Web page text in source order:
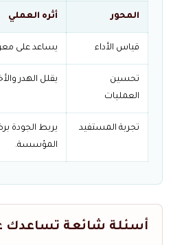
المحور أثره العملي
قياس الأداء يساعد على
تحسين
العمليات
يقلل الهدر
تجربة المستفيد
يربط الجودة
المؤسسة.
أسئلة شائعة تساعدك